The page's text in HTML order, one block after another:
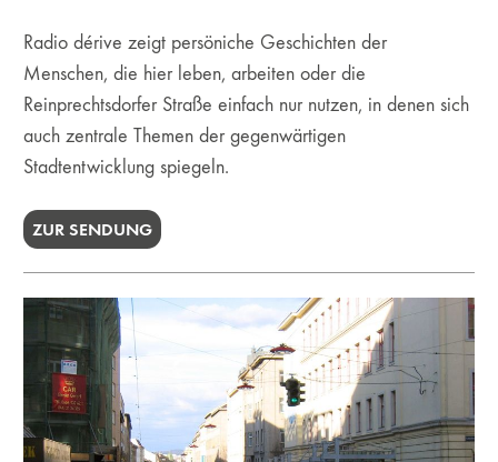
Radio dérive zeigt persöniche Geschichten der
Menschen, die hier leben, arbeiten oder die
Reinprechtsdorfer Straße einfach nur nutzen, in denen sich
auch zentrale Themen der gegenwärtigen
Stadtentwicklung spiegeln.
ZUR SENDUNG